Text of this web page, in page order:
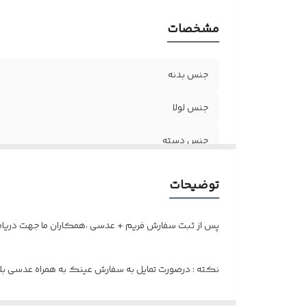
مشخصات
جنس بدنه
جنس لولا
جنس دسته
توضیحات
پس از ثبت سفارش فریم + عدسی ،همکاران ما جهت
نکته : درصورت تمایل به سفارش عینک به همراه عدسی